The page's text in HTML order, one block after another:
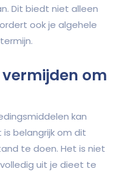
Dit biedt niet alleen
ook je algehele
om
kan
belangrijk om dit
te doen. Het is niet
uit je dieet te